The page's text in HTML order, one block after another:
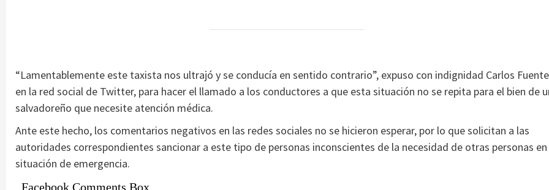
“Lamentablemente este taxista nos ultrajó y se conducía en sentido contrario”, expuso con indignidad Carlos
en la red social de Twitter, para hacer el llamado a los conductores a que esta situación no se repita para el bien de
salvadoreño que necesite atención médica.
Ante este hecho, los comentarios negativos en las redes sociales no se hicieron esperar, por lo que solicitan a las
autoridades correspondientes sancionar a este tipo de personas inconscientes de la necesidad de otras personas en
situación de emergencia.
Facebook Comments Box